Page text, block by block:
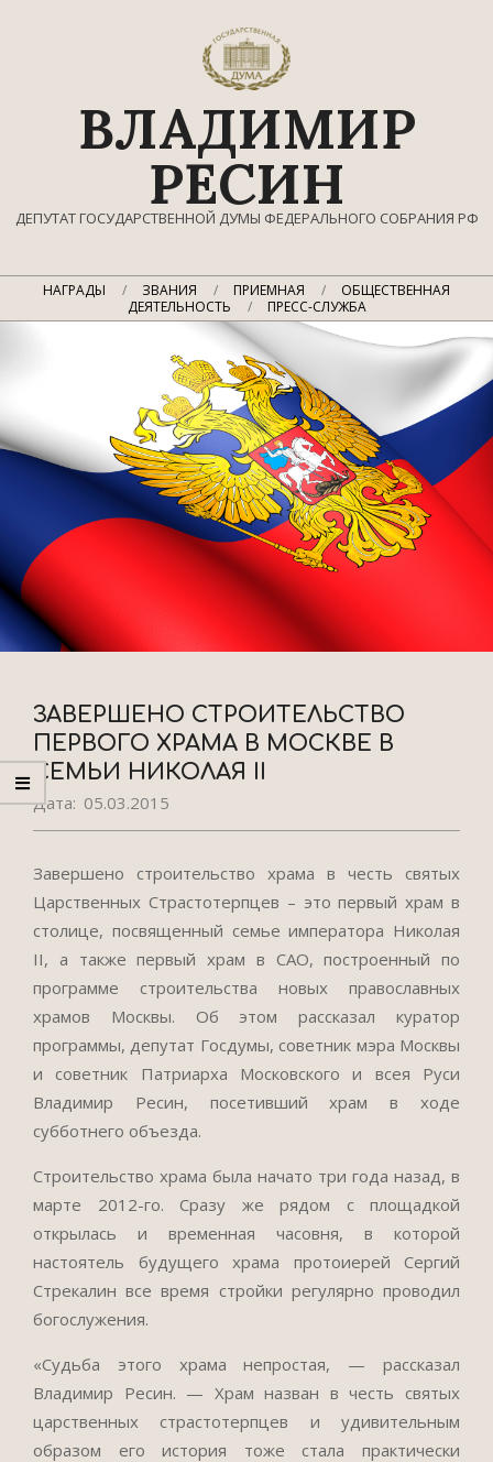
ВЛАДИМИР
РЕСИН
ДЕПУТАТ ГОСУДАРСТВЕННОЙ ДУМЫ ФЕДЕРАЛЬНОГО СОБРАНИЯ РФ
Главное
НАГРАДЫ ЗВАНИЯ ПРИЕМНАЯ
ОБЩЕСТВЕННАЯ
ДЕЯТЕЛЬНОСТЬ
ПРЕСС-СЛУЖБА
ЗАВЕРШЕНО СТРОИТЕЛЬСТВО
ПЕРВОГО ХРАМА В МОСКВЕ В
СЕМЬИ НИКОЛАЯ II
Дата: 05.03.2015
Завершено строительство храма в честь святых
Царственных Страстотерпцев – это первый храм в
столице, посвященный семье императора Николая
II, а также первый храм в САО, построенный по
программе строительства новых православных
храмов Москвы. Об этом рассказал куратор
программы, депутат Госдумы, советник мэра Москвы
и советник Патриарха Московского и всея Руси
Владимир Ресин, посетивший храм в ходе
субботнего объезда.
Строительство храма была начато три года назад, в
марте 2012-го. Сразу же рядом с площадкой
открылась и временная часовня, в которой
настоятель будущего храма протоиерей Сергий
Стрекалин все время стройки регулярно проводил
богослужения.
«Судьба этого храма непростая, — рассказал
Владимир Ресин. — Храм назван в честь святых
царственных страстотерпцев и удивительным
образом его история тоже стала практически